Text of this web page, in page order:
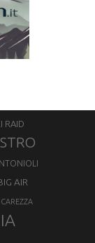
RAID
AIR
CAREZZA